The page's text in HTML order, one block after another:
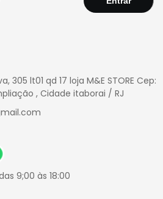
305 lt01 qd 17 loja M&E STORE Cep:
, Cidade itaborai / RJ
9;00 às 18:00